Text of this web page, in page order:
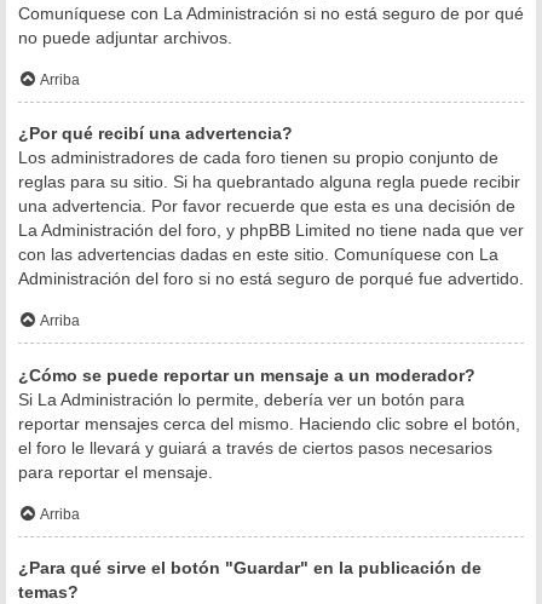
Comuníquese con La Administración si no está seguro de por qué
no puede adjuntar archivos.
Arriba
¿Por qué recibí una advertencia?
Los administradores de cada foro tienen su propio conjunto de
reglas para su sitio. Si ha quebrantado alguna regla puede recibir
una advertencia. Por favor recuerde que esta es una decisión de
La Administración del foro, y phpBB Limited no tiene nada que ver
con las advertencias dadas en este sitio. Comuníquese con La
Administración del foro si no está seguro de porqué fue advertido.
Arriba
¿Cómo se puede reportar un mensaje a un moderador?
Si La Administración lo permite, debería ver un botón para
reportar mensajes cerca del mismo. Haciendo clic sobre el botón,
el foro le llevará y guiará a través de ciertos pasos necesarios
para reportar el mensaje.
Arriba
¿Para qué sirve el botón "Guardar" en la publicación de
temas?